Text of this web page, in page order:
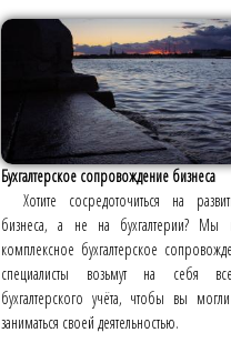
Бухгалтерское сопровождение бизнеса
Хотите сосредоточиться на
бизнеса, а не на бухгалтерии? Мы
комплексное бухгалтерское
специалисты возьмут на себя
бухгалтерского учёта, чтобы вы
заниматься своей деятельностью.